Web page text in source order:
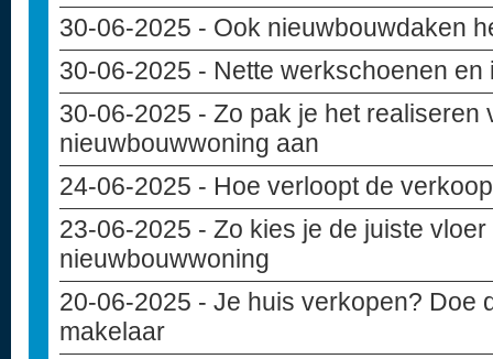
30-06-2025 - Ook nieuwbouwdaken
30-06-2025 - Nette werkschoenen
30-06-2025 - Zo pak je het realiseren
nieuwbouwwoning aan
24-06-2025 - Hoe verloopt de
23-06-2025 - Zo kies je de juiste
nieuwbouwwoning
20-06-2025 - Je huis verkopen? Doe
makelaar